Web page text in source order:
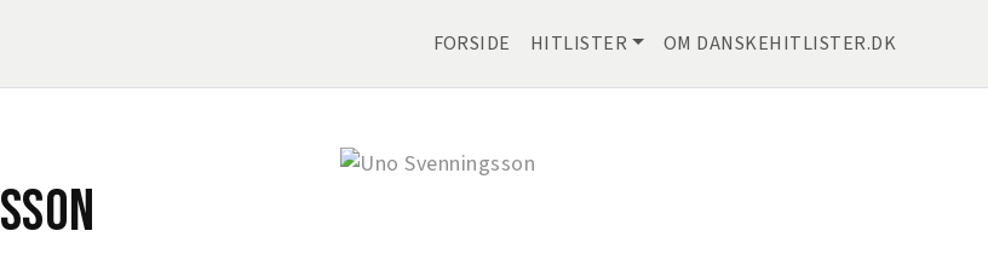
FORSIDE HITLISTER OM DANSKEHITLISTER.DK